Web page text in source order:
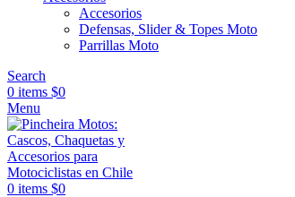
Accesorios
Defensas, Slider & Topes Moto
Parrillas Moto
Search
0 items $0
Menu
0 items $0